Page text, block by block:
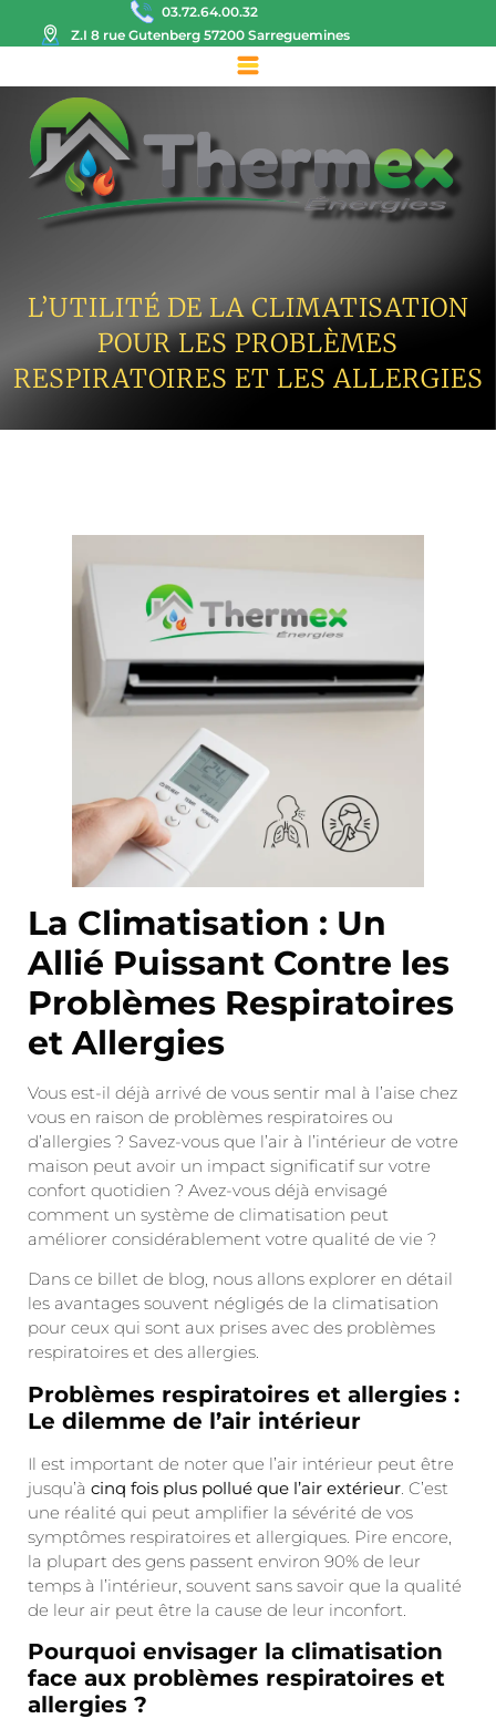
03.72.64.00.32
Z.I 8 rue Gutenberg 57200 Sarreguemines
L’UTILITÉ DE LA CLIMATISATION
POUR LES PROBLÈMES
RESPIRATOIRES ET LES ALLERGIES
La Climatisation : Un
Allié Puissant Contre les
Problèmes Respiratoires
et Allergies
Vous est-il déjà arrivé de vous sentir mal à l’aise chez
vous en raison de problèmes respiratoires ou
d’allergies ? Savez-vous que l’air à l’intérieur de votre
maison peut avoir un impact significatif sur votre
confort quotidien ? Avez-vous déjà envisagé
comment un système de climatisation peut
améliorer considérablement votre qualité de vie ?
Dans ce billet de blog, nous allons explorer en détail
les avantages souvent négligés de la climatisation
pour ceux qui sont aux prises avec des problèmes
respiratoires et des allergies.
Problèmes respiratoires et allergies :
Le dilemme de l’air intérieur
Il est important de noter que l’air intérieur peut être
jusqu’à cinq fois plus pollué que l’air extérieur . C’est
une réalité qui peut amplifier la sévérité de vos
symptômes respiratoires et allergiques. Pire encore,
la plupart des gens passent environ 90% de leur
temps à l’intérieur, souvent sans savoir que la qualité
de leur air peut être la cause de leur inconfort.
Pourquoi envisager la climatisation
face aux problèmes respiratoires et
allergies ?